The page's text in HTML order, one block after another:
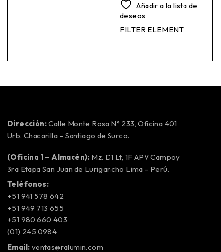
Añadir a la lista de
deseos
FILTER ELEMENT
Dirección:Calle Monte Rosa N° 233, Oficina 401
Urb. Chacarilla – Santiago de Surco.
(Oficina 1 – Almacén): Mz. D1 Lt, 1F APV Campoy
3ra Etapa San Juan de Lurigancho Lima – Perú.
Teléfonos:
+51 941 578 642
+51 949 713 655
+51 980 660 403
(01) 245 0984
Email: ventas@ralumin.com